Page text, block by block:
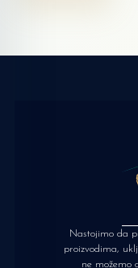
Nastojimo da
proizvodima,
ne možemo